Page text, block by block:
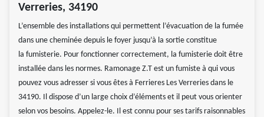
Verreries, 34190
L’ensemble des installations qui permettent l’évacuation de la fumée
dans une cheminée depuis le foyer jusqu’à la sortie constitue
la fumisterie. Pour fonctionner correctement, la fumisterie doit être
installée dans les normes. Ramonage Z.T est un fumiste à qui vous
pouvez vous adresser si vous êtes à Ferrieres Les Verreries dans le
34190. Il dispose d’un large choix d’éléments et il peut vous orienter
selon vos besoins. Appelez-le. Il est connu pour ses tarifs raisonnables